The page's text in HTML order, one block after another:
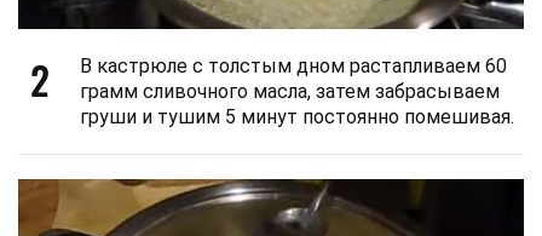
2
В кастрюле с толстым дном растапливаем 60
грамм сливочного масла, затем забрасываем
груши и тушим 5 минут постоянно помешивая.